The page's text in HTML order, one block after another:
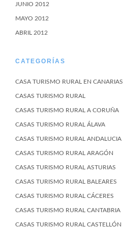
JUNIO 2012
MAYO 2012
ABRIL 2012
CATEGORÍAS
CASA TURISMO RURAL EN CANARIAS
CASAS TURISMO RURAL
CASAS TURISMO RURAL A CORUÑA
CASAS TURISMO RURAL ÁLAVA
CASAS TURISMO RURAL ANDALUCIA
CASAS TURISMO RURAL ARAGÓN
CASAS TURISMO RURAL ASTURIAS
CASAS TURISMO RURAL BALEARES
CASAS TURISMO RURAL CÁCERES
CASAS TURISMO RURAL CANTABRIA
CASAS TURISMO RURAL CASTELLÓN